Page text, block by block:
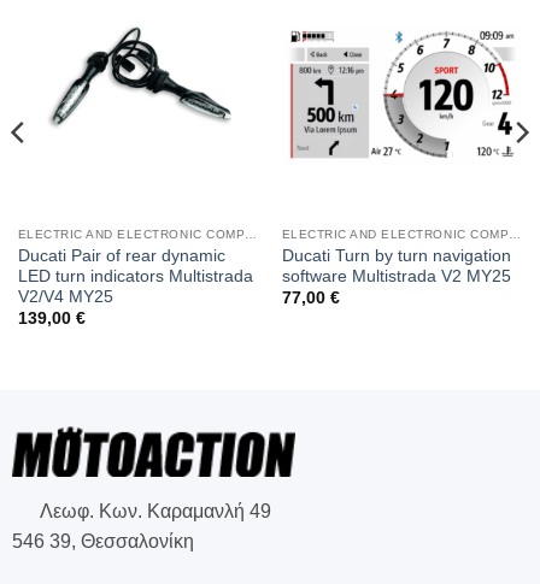
ELECTRIC AND ELECTRONIC COMPONENTS
Ducati Pair of rear dynamic
LED turn indicators Multistrada
V2/V4 MY25
139,00 €
ELECTRIC AND ELECTRONIC COMPONENTS
Ducati Turn by turn navigation
software Multistrada V2 MY25
77,00 €
Λεωφ. Κων. Καραμανλή 49
546 39, Θεσσαλονίκη